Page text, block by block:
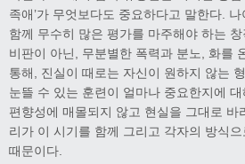
족애’가 무엇보다도 중요하다고 말한다.
함께 무수히 많은 평가를 마주해야 하는
비판이 아닌, 무분별한 폭력과 분노, 화를
통해, 진실이 때로는 자신이 원하지 않는
눈뜰 수 있는 훈련이 얼마나 중요한지에
편향성에 매몰되지 않고 현실을 그대로 바
리가 이 시기를 함께 그리고 각자의 방식
때문이다.